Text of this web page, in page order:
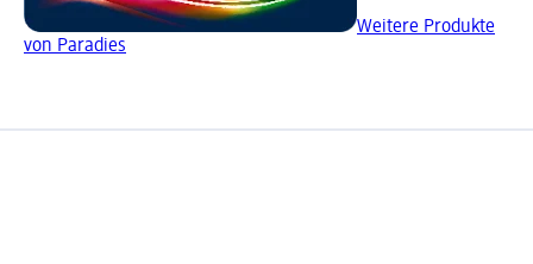
Weitere Produkte
von Paradies